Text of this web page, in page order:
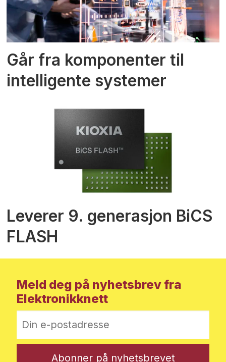
Går fra komponenter til
intelligente systemer
Leverer 9. generasjon BiCS
FLASH
Meld deg på nyhetsbrev fra
Elektronikknett